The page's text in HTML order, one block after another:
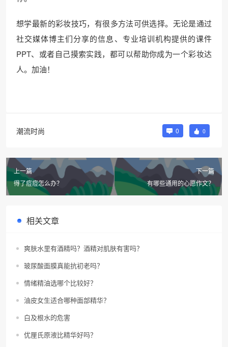
想学最新的彩妆技巧，有很多方法可供选择。无论是通过
社交媒体博主们分享的信息、专业培训机构提供的课件
PPT、或者自己摸索实践，都可以帮助你成为一个彩妆达
人。加油！
潮流时尚 0 0
上一篇
得了痘痘怎么办？
下一篇
有哪些通用的心愿作文？
相关文章
爽肤水里有酒精吗？酒精对肌肤有害吗？
玻尿酸面膜真能抗初老吗？
情绪精油选哪个比较好？
油皮女生适合哪种面部精华？
白及根水的危害
优厘氏原液比精华好吗？